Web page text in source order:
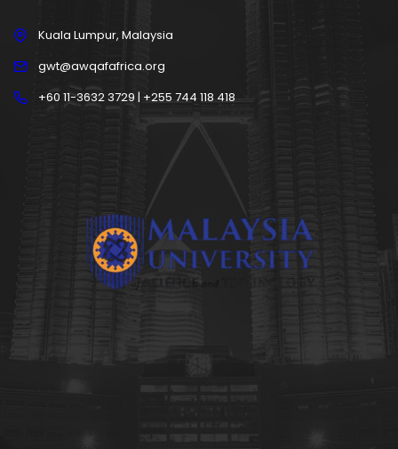
Kuala Lumpur, Malaysia
gwt@awqafafrica.org
+60 11-3632 3729 | +255 744 118 418